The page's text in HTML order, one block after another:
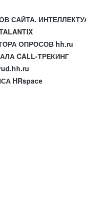
САЙТА.
ОПРОСОВ hh.ru
CALL-ТРЕКИНГ
HRspace